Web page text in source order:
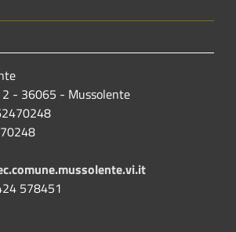
- 36065 - Mussolente
578451